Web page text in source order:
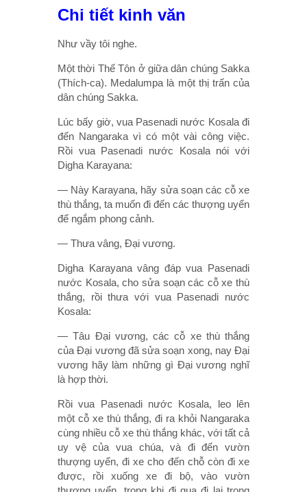
Chi tiết kinh văn
Như vầy tôi nghe.
Một thời Thế Tôn ở giữa dân chúng Sakka
(Thích-ca). Medalumpa là một thị trấn của
dân chúng Sakka.
Lúc bấy giờ, vua Pasenadi nước Kosala đi
đến Nangaraka vì có một vài công việc.
Rồi vua Pasenadi nước Kosala nói với
Digha Karayana:
— Này Karayana, hãy sửa soạn các cỗ xe
thù thắng, ta muốn đi đến các thượng uyển
để ngắm phong cảnh.
— Thưa vâng, Ðại vương.
Digha Karayana vâng đáp vua Pasenadi
nước Kosala, cho sửa soạn các cỗ xe thù
thắng, rồi thưa với vua Pasenadi nước
Kosala:
— Tâu Ðại vương, các cỗ xe thù thắng
của Ðại vương đã sửa soạn xong, nay Ðại
vương hãy làm những gì Ðại vương nghĩ
là hợp thời.
Rồi vua Pasenadi nước Kosala, leo lên
một cỗ xe thù thắng, đi ra khỏi Nangaraka
cùng nhiều cỗ xe thù thắng khác, với tất cả
uy vệ của vua chúa, và đi đến vườn
thượng uyển, đi xe cho đến chỗ còn đi xe
được, rồi xuống xe đi bộ, vào vườn